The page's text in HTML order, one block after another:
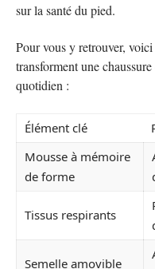
sur la santé du pied.
Pour vous y retrouver,
transforment une
quotidien :
Élément clé
Mousse à mémoire
de forme
Tissus respirants
Semelle amovible